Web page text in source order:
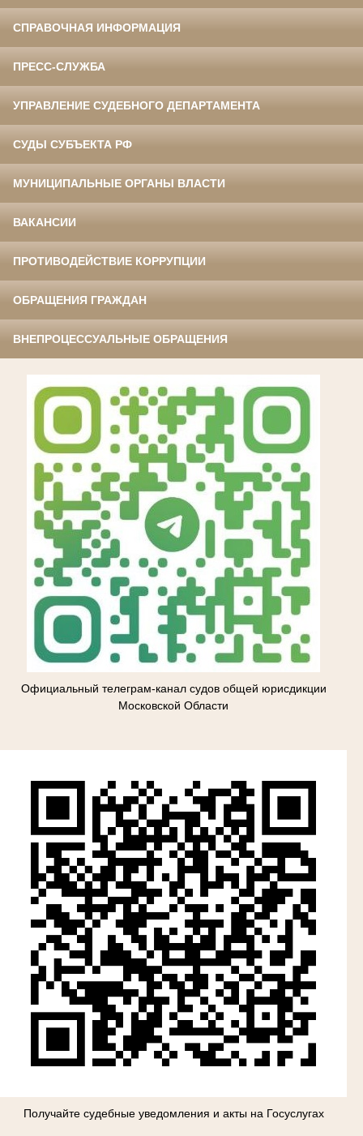
СПРАВОЧНАЯ ИНФОРМАЦИЯ
ПРЕСС-СЛУЖБА
УПРАВЛЕНИЕ СУДЕБНОГО ДЕПАРТАМЕНТА
СУДЫ СУБЪЕКТА РФ
МУНИЦИПАЛЬНЫЕ ОРГАНЫ ВЛАСТИ
ВАКАНСИИ
ПРОТИВОДЕЙСТВИЕ КОРРУПЦИИ
ОБРАЩЕНИЯ ГРАЖДАН
ВНЕПРОЦЕССУАЛЬНЫЕ ОБРАЩЕНИЯ
Официальный телеграм-канал судов общей юрисдикции
Московской Области
Получайте судебные уведомления и акты на Госуслугах